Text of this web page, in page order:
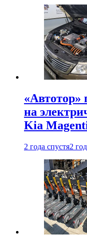
«Автотор»
на
Kia
2 года спустя2